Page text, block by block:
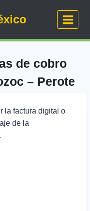
de cobro
– Perote
la factura digital o
de la